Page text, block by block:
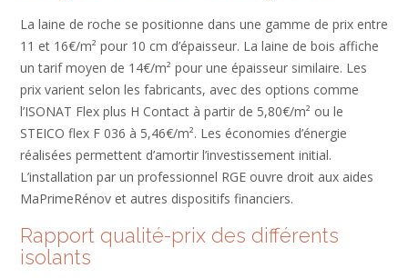
La laine de roche se positionne dans une gamme de prix entre
11 et 16€/m² pour 10 cm d’épaisseur. La laine de bois affiche
un tarif moyen de 14€/m² pour une épaisseur similaire. Les
prix varient selon les fabricants, avec des options comme
l’ISONAT Flex plus H Contact à partir de 5,80€/m² ou le
STEICO flex F 036 à 5,46€/m². Les économies d’énergie
réalisées permettent d’amortir l’investissement initial.
L’installation par un professionnel RGE ouvre droit aux aides
MaPrimeRénov et autres dispositifs financiers.
Rapport qualité-prix des différents
isolants